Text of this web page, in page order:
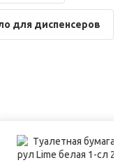
для диспенсеров